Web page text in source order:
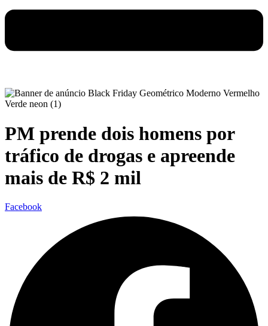
PM prende dois homens por
tráfico de drogas e apreende
mais de R$ 2 mil
Facebook